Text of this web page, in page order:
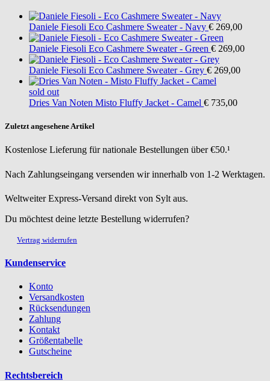
Daniele Fiesoli Eco Cashmere Sweater - Navy € 269,00
Daniele Fiesoli Eco Cashmere Sweater - Green € 269,00
Daniele Fiesoli Eco Cashmere Sweater - Grey € 269,00
sold out
Dries Van Noten Misto Fluffy Jacket - Camel € 735,00
Zuletzt angesehene Artikel
Kostenlose Lieferung für nationale Bestellungen über €50.¹
Nach Zahlungseingang versenden wir innerhalb von 1-2 Werktagen.
Weltweiter Express-Versand direkt von Sylt aus.
Du möchtest deine letzte Bestellung widerrufen?
Vertrag widerrufen
Kundenservice
Konto
Versandkosten
Rücksendungen
Zahlung
Kontakt
Größentabelle
Gutscheine
Rechtsbereich